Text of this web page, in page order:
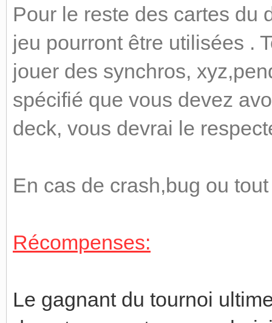
Pour le reste des cartes du
jeu pourront être utilisées .
jouer des synchros,
spécifié que vous devez
deck, vous devrai le
En cas de crash,bug ou
Récompenses:
Le gagnant du tournoi